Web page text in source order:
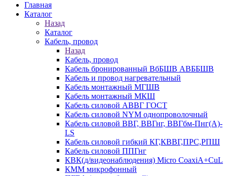
Главная
Каталог
Назад
Каталог
Кабель, провод
Назад
Кабель, провод
Кабель бронированный ВбБШВ АВББШВ
Кабель и провод нагревательный
Кабель монтажный МГШВ
Кабель монтажный МКШ
Кабель силовой АВВГ ГОСТ
Кабель силовой NYM однопроволочный
Кабель силовой ВВГ, ВВГнг, ВВГбм-Пнг(А)-
LS
Кабель силовой гибкий КГ,КВВГ,ПРС,РПШ
Кабель силовой ППГнг
КВК(д/видеонаблюдения) Micro CoaxiA+CuL
КММ микрофонный